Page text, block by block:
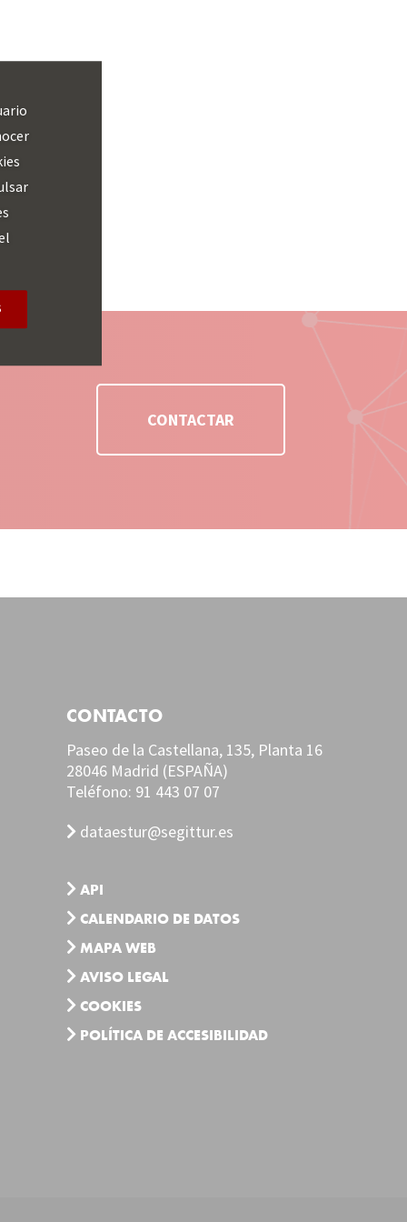
CONTACTAR
CONTACTO
Paseo de la Castellana, 135, Planta 16
28046 Madrid (ESPAÑA)
Teléfono: 91 443 07 07
dataestur@segittur.es
API
CALENDARIO DE DATOS
MAPA WEB
AVISO LEGAL
COOKIES
POLÍTICA DE ACCESIBILIDAD